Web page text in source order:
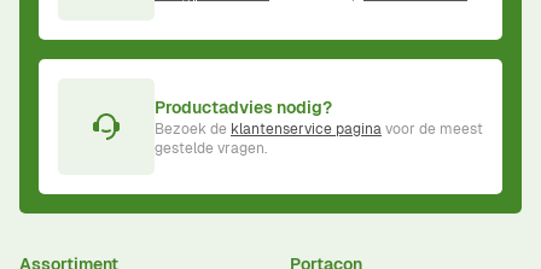
Productadvies nodig?
Bezoek de klantenservice paginavoor de meest
gestelde vragen.
Assortiment
Portacon